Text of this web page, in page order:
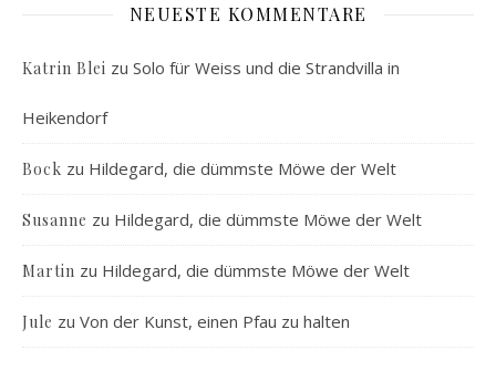
NEUESTE KOMMENTARE
Katrin Blei zu Solo für Weiss und die Strandvilla in
Heikendorf
Bock zu Hildegard, die dümmste Möwe der Welt
Susanne zu Hildegard, die dümmste Möwe der Welt
Martin zu Hildegard, die dümmste Möwe der Welt
Jule zu Von der Kunst, einen Pfau zu halten